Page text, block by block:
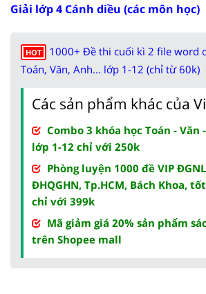
Giải lớp 4 Cánh diều (các môn học)
HOT
1000+ Đề thi cuối kì 2 file word
Toán, Văn, Anh... lớp 1-12 (chỉ từ 60k)
Các sản phẩm khác của
Combo 3 khóa học Toán - Văn
lớp 1-12 chỉ với 250k
Phòng luyện 1000 đề VIP
ĐHQGHN, Tp.HCM, Bách Khoa,
chỉ với 399k
Mã giảm giá 20% sản phẩm
trên Shopee mall